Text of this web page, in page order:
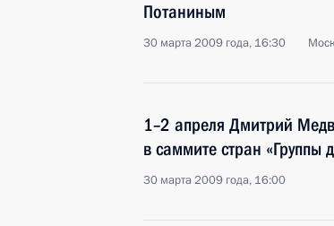
Потаниным
30 марта 2009 года, 16:30
1–2 апреля Дмитрий
в саммите стран «Группы
30 марта 2009 года, 16:00